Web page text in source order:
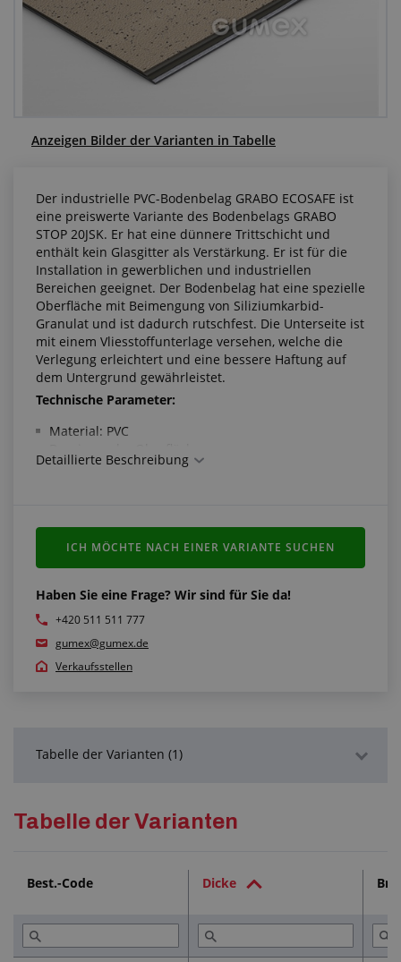
Anfragezentrum
Alles über den Einkauf
Anzeigen Bilder der Varianten in Tabelle
Der industrielle PVC-Bodenbelag GRABO ECOSAFE ist
eine preiswerte Variante des Bodenbelags GRABO
STOP 20JSK. Er hat eine dünnere Trittschicht und
enthält kein Glasgitter als Verstärkung. Er ist für die
Installation in gewerblichen und industriellen
Bereichen geeignet. Der Bodenbelag hat eine spezielle
Oberfläche mit Beimengung von Siliziumkarbid-
Granulat und ist dadurch rutschfest. Die Unterseite ist
mit einem Vliesstoffunterlage versehen, welche die
Verlegung erleichtert und eine bessere Haftung auf
dem Untergrund gewährleistet.
Technische Parameter:
Material: PVC
Rutschhemmend
Schwerentflammbarkeit gemäß EN 13501-1: Klasse
Bfl-s1
Schwerentflammbarkeit gemäß DIN 4102: Klasse B1
Schwerentflammbarkeit gemäß ASTM E 648/662:
Schwerentflammbarkeit gemäß Gost 30402-94:
Klasse G1
Detaillierte Beschreibung
Haben Sie eine Frage? Wir sind für Sie da!
+420 511 511 777
gumex@gumex.de
Verkaufsstellen
ICH MÖCHTE NACH EINER VARIANTE SUCHEN
Tabelle der Varianten (1)
Tabelle der Varianten
Best.-Code Dicke